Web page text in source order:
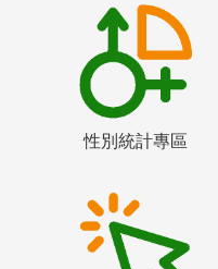
性別統計專區